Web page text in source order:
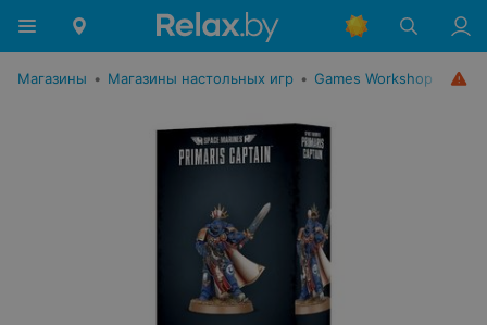
Магазины • Магазины настольных игр • Games Workshop